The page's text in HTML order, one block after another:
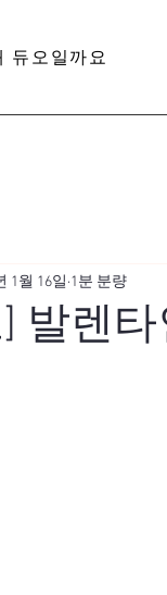
듀오일까요
발렌
1월 16일 1분 분량